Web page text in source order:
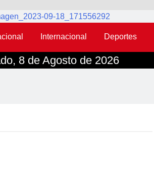
Internacional Deportes
8 de Agosto de 2026